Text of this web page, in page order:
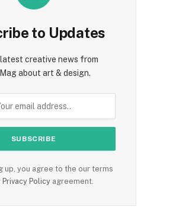
to Updates
creative news from
about art & design.
up, you agree to the our terms
Privacy Policyagreement.